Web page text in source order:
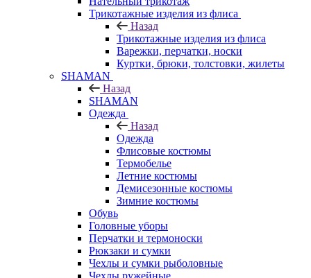
Трикотажные изделия из флиса
Назад
Трикотажные изделия из флиса
Варежки, перчатки, носки
Куртки, брюки, толстовки, жилеты
SHAMAN
Назад
SHAMAN
Одежда
Назад
Одежда
Флисовые костюмы
Термобелье
Летние костюмы
Демисезонные костюмы
Зимние костюмы
Обувь
Головные уборы
Перчатки и термоноски
Рюкзаки и сумки
Чехлы и сумки рыболовные
Чехлы ружейные